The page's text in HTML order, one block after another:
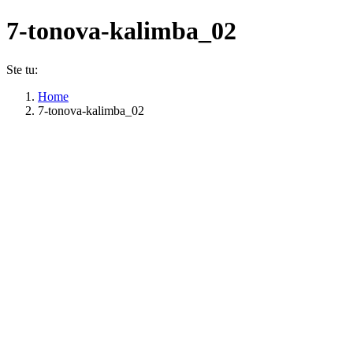
7-tonova-kalimba_02
Ste tu:
Home
7-tonova-kalimba_02